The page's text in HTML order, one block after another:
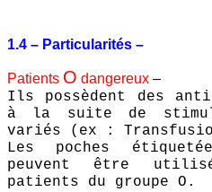
1.4 – Particularités –
Patients O dangereux –
Ils possèdent des
à la suite de
variés (ex :
Les poches
peuvent être
patients du groupe O.